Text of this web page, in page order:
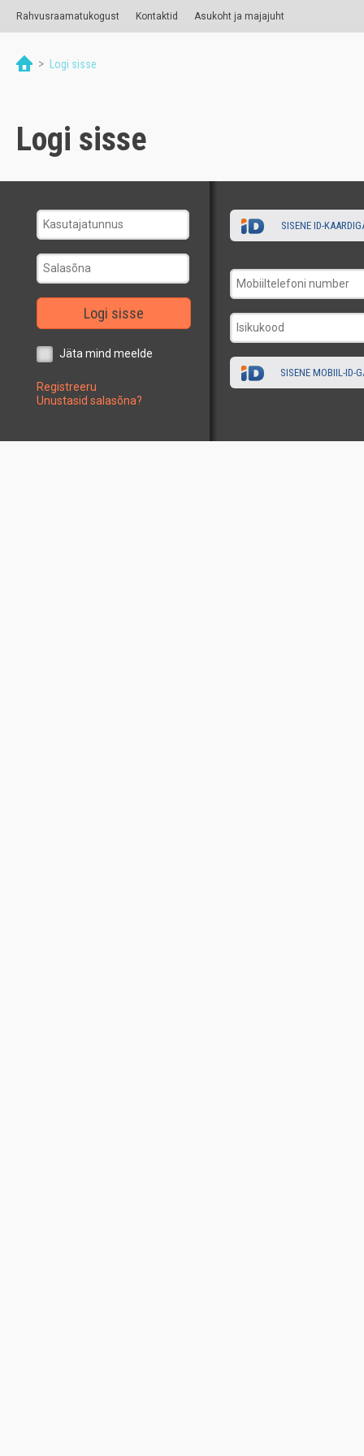
Rahvusraamatukogust Kontaktid Asukoht ja majajuht
> Logi sisse
Logi sisse
Logi sisse
Jäta mind meelde
Registreeru
Unustasid salasõna?
SISENE ID-
SISENE MOBIIL-ID-